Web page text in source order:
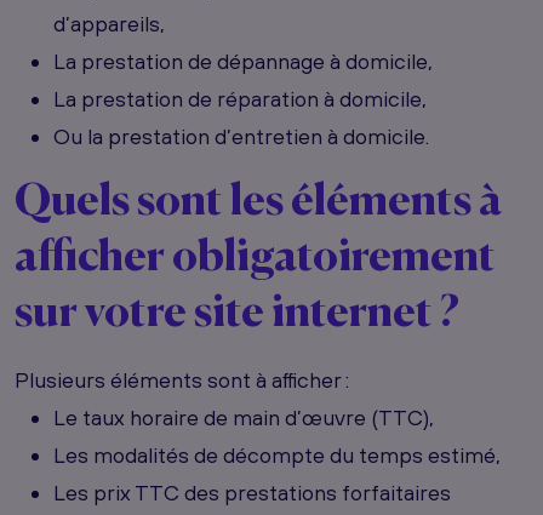
d’appareils,
La prestation de dépannage à domicile,
La prestation de réparation à domicile,
Ou la prestation d’entretien à domicile.
Quels sont les éléments à
afficher obligatoirement
sur votre site internet ?
Plusieurs éléments sont à afficher :
Le taux horaire de main d’œuvre (TTC),
Les modalités de décompte du temps estimé,
Les prix TTC des prestations forfaitaires